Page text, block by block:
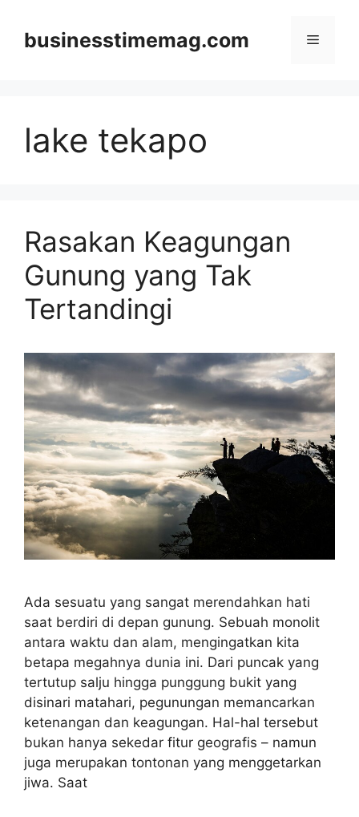
contentbusinesstimemag.com Menu
lake tekapo
Rasakan Keagungan
Gunung yang Tak
Tertandingi
Ada sesuatu yang sangat merendahkan hati
saat berdiri di depan gunung. Sebuah monolit
antara waktu dan alam, mengingatkan kita
betapa megahnya dunia ini. Dari puncak yang
tertutup salju hingga punggung bukit yang
disinari matahari, pegunungan memancarkan
ketenangan dan keagungan. Hal-hal tersebut
bukan hanya sekedar fitur geografis – namun
juga merupakan tontonan yang menggetarkan
jiwa. Saat